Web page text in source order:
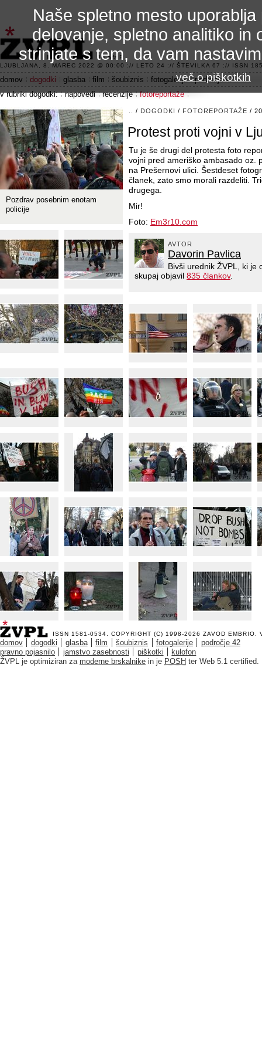
3.2 alfa R
LJUBLJANA, 8. MAREC 2022 @ 00:00 :// LETO 24 :// ŠTEVILKA 67 :// ISSN
domov dogodki glasba film šoubiznis fotogalerije
področje 42
v rubriki dogodki:
napovedi recenzije fotoreportaže
/ DOGODKI / FOTOREPORTAŽE /
Protest proti vojni v
Tu je še drugi del protesta foto
vojni pred ameriško ambasado oz.
na Prešernovi ulici. Šestdeset
članek, zato smo morali razdeliti.
drugega.
Mir!
Foto: Em3r10.com
AVTOR
Davorin Pavlica
Bivši urednik ŽVPL, ki je
skupaj objavil 835 člankov.
Pozdrav posebnim enotam
policije
ISSN 1581-0534. COPYRIGHT (C) 1998-2026 ZAVOD EMBRIO .
domov dogodki glasba film šoubiznis fotogalerije
področje 42
pravno pojasnilo
jamstvo zasebnosti piškotki
kulofon
ŽVPL je optimiziran za moderne brskalnike in je POSH ter Web 5.1 certified.
Naše spletno mesto
delovanje, spletno analitiko in
strinjate s tem, da vam
več o piškotkih